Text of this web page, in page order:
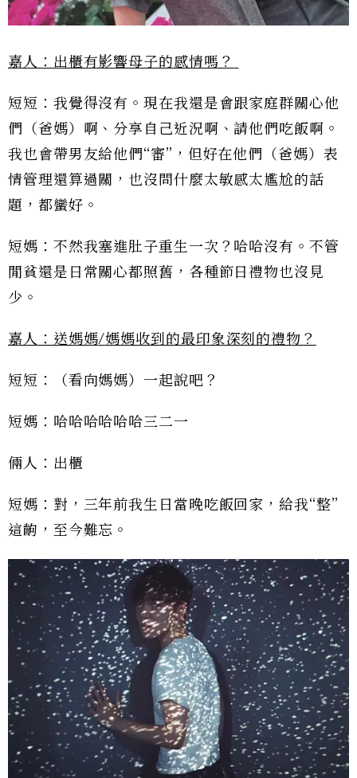
嘉人：出櫃有影響母子的感情嗎？
短短：我覺得沒有。現在我還是會跟家庭群關心他
們（爸媽）啊、分享自己近況啊、請他們吃飯啊。
我也會帶男友給他們“審”，但好在他們（爸媽）表
情管理還算過關，也沒問什麼太敏感太尷尬的話
題，都蠻好。
短媽：不然我塞進肚子重生一次？哈哈沒有。不管
閒貧還是日常關心都照舊，各種節日禮物也沒見
少。
嘉人：送媽媽/媽媽收到的最印象深刻的禮物？
短短：（看向媽媽）一起說吧？
短媽：哈哈哈哈哈哈三二一
倆人：出櫃
短媽：對，三年前我生日當晚吃飯回家，給我“整”
這齣，至今難忘。